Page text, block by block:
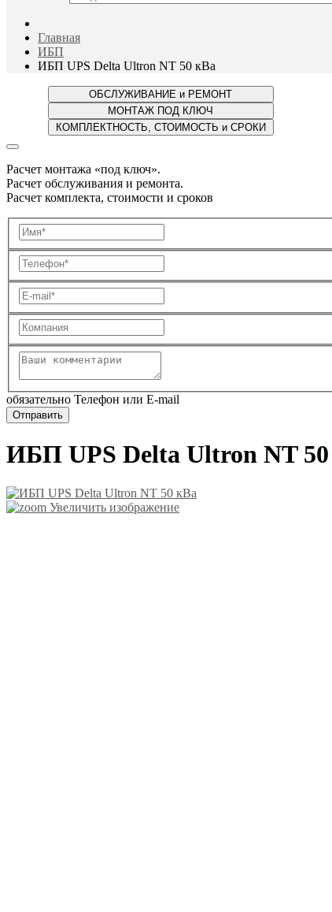
Главная
ИБП
ИБП UPS Delta Ultron NT 50 кВа
Расчет монтажа «под ключ».
Расчет обслуживания и ремонта.
Расчет комплекта, стоимости и сроков
обязательно Телефон или E-mail
ИБП UPS Delta Ultron NT
Увеличить изображение